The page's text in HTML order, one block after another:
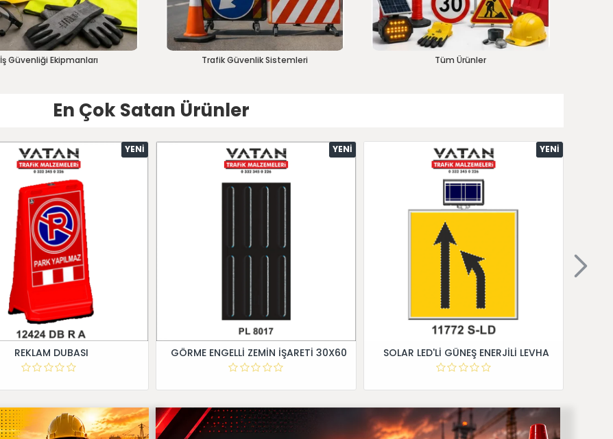
İş Güvenliği Ekipmanları Trafik Güvenlik Sistemleri Tüm Ürünler
En Çok Satan Ürünler
YENI
REKLAM DUBASI
YENI
GÖRME ENGELLİ ZEMİN İŞARETİ 30X60
YENI
SOLAR LED'Lİ GÜNEŞ ENERJİLİ LEVHA